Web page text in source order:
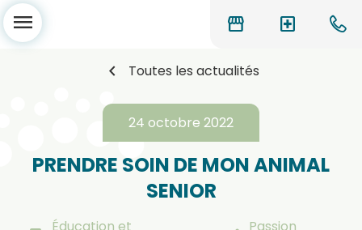
storefront local_hospital
menu
chevron_left Toutes les actualités
24 octobre 2022
PRENDRE SOIN DE MON ANIMAL
SENIOR